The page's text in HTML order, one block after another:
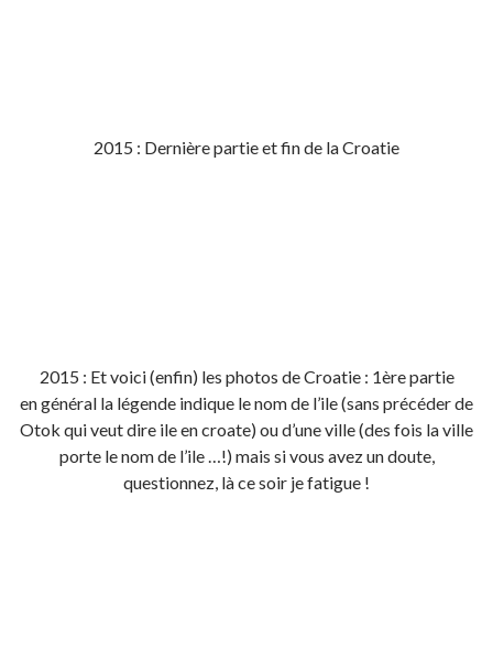
2015 : Dernière partie et fin de la Croatie
2015 : Et voici (enfin) les photos de Croatie : 1ère partie
en général la légende indique le nom de l’ile (sans précéder de
Otok qui veut dire ile en croate) ou d’une ville (des fois la ville
porte le nom de l’ile …!) mais si vous avez un doute,
questionnez, là ce soir je fatigue !